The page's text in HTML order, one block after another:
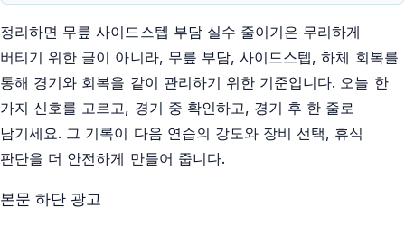
정리하면 무릎 사이드스텝 부담 실수 줄이기은 무리하게
버티기 위한 글이 아니라, 무릎 부담, 사이드스텝, 하체 회복를
통해 경기와 회복을 같이 관리하기 위한 기준입니다. 오늘 한
가지 신호를 고르고, 경기 중 확인하고, 경기 후 한 줄로
남기세요. 그 기록이 다음 연습의 강도와 장비 선택, 휴식
판단을 더 안전하게 만들어 줍니다.
본문 하단 광고